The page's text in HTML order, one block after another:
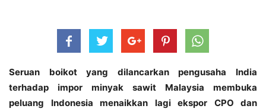
Seruan boikot yang dilancarkan pengusaha India
terhadap impor minyak sawit Malaysia membuka
peluang Indonesia menaikkan lagi ekspor CPO dan